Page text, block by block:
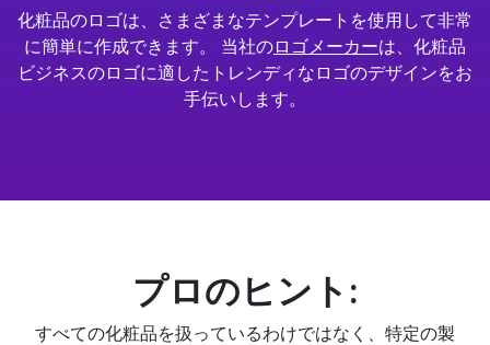
化粧品のロゴは、さまざまなテンプレートを使用して非常
に簡単に作成できます。 当社のロゴメーカーは、化粧品
ビジネスのロゴに適したトレンディなロゴのデザインをお
手伝いします。
プロのヒント:
すべての化粧品を扱っているわけではなく、特定の製